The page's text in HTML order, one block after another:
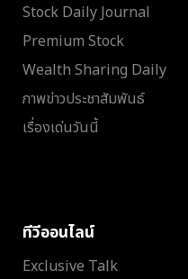
Stock Daily Journal
Premium Stock
Wealth Sharing Daily
ภาพข่าวประชาสัมพันธ์
เรื่องเด่นวันนี้
ทีวีออนไลน์
Exclusive Talk